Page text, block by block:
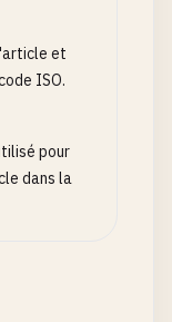
et
ISO.
pour
dans la